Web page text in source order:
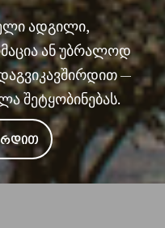
ადგილი,
ან უბრალოდ
—
შეტყობინებას.